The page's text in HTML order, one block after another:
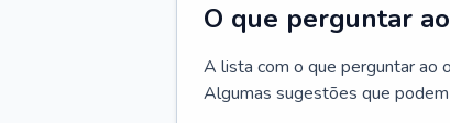
O que perguntar
A lista com o que perguntar ao
Algumas sugestões que